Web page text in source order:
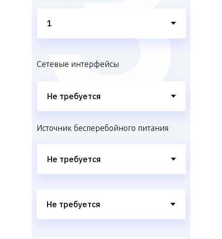
Источник бесперебойного питания
Сетевые интерфейсы